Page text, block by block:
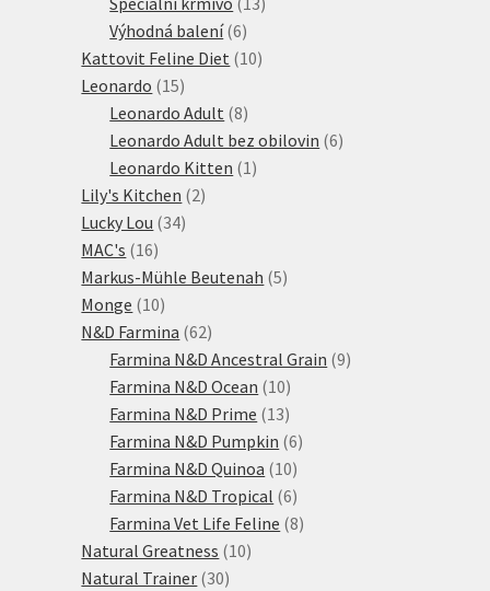
Výhodná balení 66
produktů
Kattovit Feline Diet 1010
Leonardo 1515
produktů
Leonardo Adult 88
produktů
Leonardo Adult bez obilovin 66
Leonardo Kitten 1 1
Lily's Kitchen 22
Lucky Lou 3434
MAC's 1616
produktů
Markus-Mühle Beutenah 55
Monge 1010
produktů
N&D Farmina 6262
produktů
Farmina N&D Ancestral Grain 99
Farmina N&D Ocean 1010
produktů
Farmina N&D Prime 1313
produktů
Farmina N&D Pumpkin 66
Farmina N&D Quinoa 1010
produktů
Farmina N&D Tropical 66
produktů
Farmina Vet Life Feline 88
Natural Greatness 1010
Natural Trainer 3030